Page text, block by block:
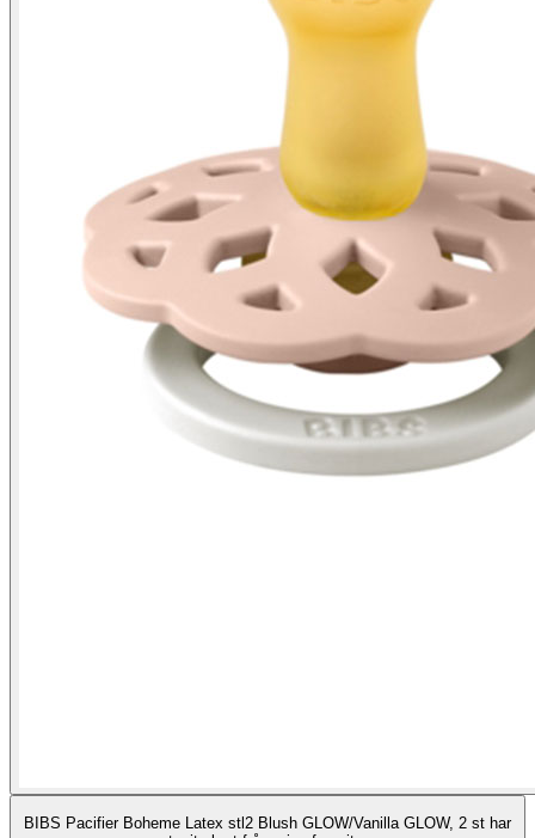
BIBS Pacifier Boheme Latex stl2 Blush GLOW/Vanilla GLOW, 2 st har